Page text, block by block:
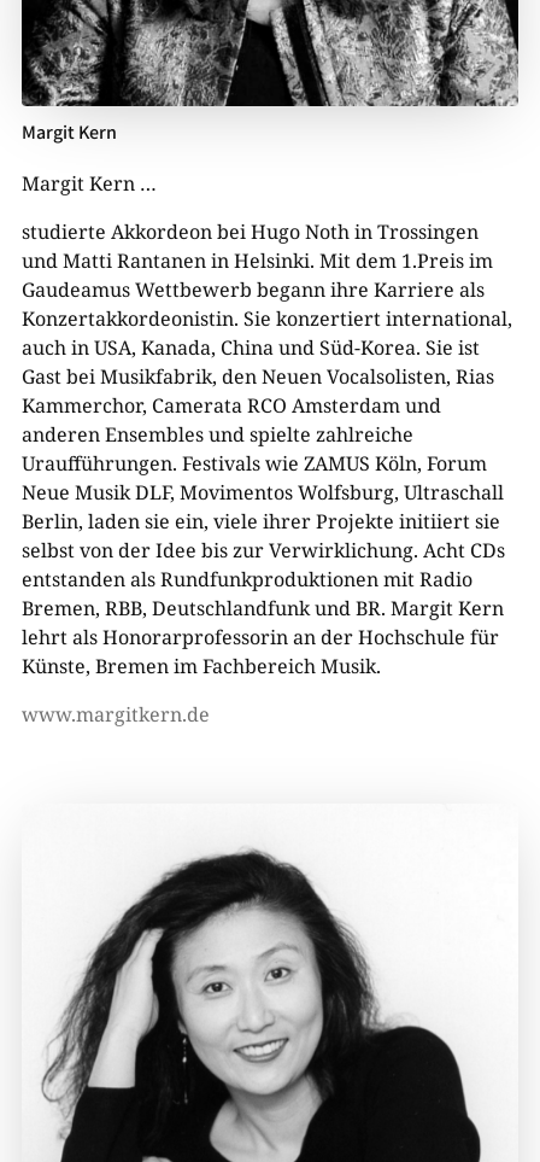
Margit Kern
Margit Kern …
studierte Akkordeon bei Hugo Noth in Trossingen
und Matti Rantanen in Helsinki. Mit dem 1.Preis im
Gaudeamus Wettbewerb begann ihre Karriere als
Konzertakkordeonistin. Sie konzertiert international,
auch in USA, Kanada, China und Süd-Korea. Sie ist
Gast bei Musikfabrik, den Neuen Vocalsolisten, Rias
Kammerchor, Camerata RCO Amsterdam und
anderen Ensembles und spielte zahlreiche
Uraufführungen. Festivals wie ZAMUS Köln, Forum
Neue Musik DLF, Movimentos Wolfsburg, Ultraschall
Berlin, laden sie ein, viele ihrer Projekte initiiert sie
selbst von der Idee bis zur Verwirklichung. Acht CDs
entstanden als Rundfunkproduktionen mit Radio
Bremen, RBB, Deutschlandfunk und BR. Margit Kern
lehrt als Honorarprofessorin an der Hochschule für
Künste, Bremen im Fachbereich Musik.
www.margitkern.de